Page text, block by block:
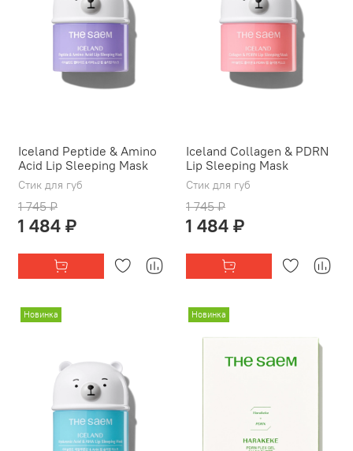
Iceland Peptide & Amino
Acid Lip Sleeping Mask
Стик для губ
1 745 ₽
1 484 ₽
Iceland Collagen & PDRN
Lip Sleeping Mask
Стик для губ
1 745 ₽
1 484 ₽
Новинка Новинка